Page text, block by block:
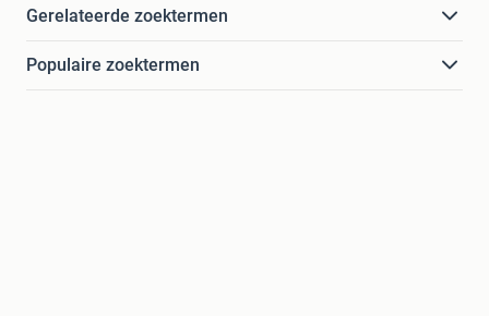
Gerelateerde zoektermen
Populaire zoektermen